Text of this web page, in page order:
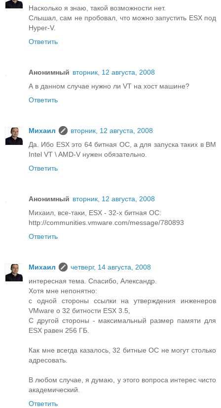
Насколько я знаю, такой возможности нет.
Слышал, сам не пробовал, что можно запустить ESX под
Hyper-V.
Ответить
Анонимный вторник, 12 августа, 2008
А в данном случае нужно ли VT на хост машине?
Ответить
Михаил
вторник, 12 августа, 2008
Да. Ибо ESX это 64 битная ОС, а для запуска таких в ВМ
Intel VT \ AMD-V нужен обязательно.
Ответить
Анонимный вторник, 12 августа, 2008
Михаил, все-таки, ESX - 32-х битная ОС:
http://communities.vmware.com/message/780893
Ответить
Михаил
четверг, 14 августа, 2008
интересная тема. Спасибо, Александр.
Хотя мне непонятно:
с одной стороны ссылки на утверждения инженеров
VMware о 32 битности ESX 3.5,
C другой стороны - максимальный размер памяти для
ESX равен 256 ГБ.
Как мне всегда казалось, 32 битные ОС не могут столько
адресовать.
В любом случае, я думаю, у этого вопроса интерес чисто
академический.
Ответить